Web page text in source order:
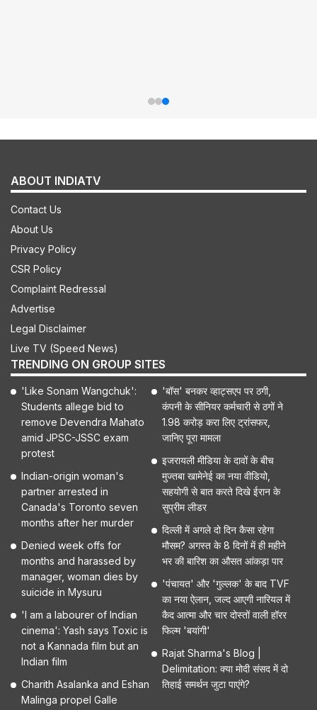
ABOUT INDIATV
Contact Us
About Us
Privacy Policy
CSR Policy
Complaint Redressal
Advertise
Legal Disclaimer
Live TV (Speed News)
TRENDING ON GROUP SITES
'Like Sonam Wangchuk':
Students allege bid to
remove Devendra Mahato
amid JPSC-JSSC exam
protest
Indian-origin woman's
partner arrested in
Canada's Toronto seven
months after her murder
Denied week offs for
months and harassed by
manager, woman dies by
suicide in Mysuru
'I am a labourer of Indian
cinema': Yash says Toxic is
not a Kannada film but an
Indian film
Charith Asalanka and Eshan
Malinga propel Galle
'बॉस' बनकर व्हाट्सएप पर ठगी,
कंपनी के सीनियर कर्मचारी से ठगों ने
1.98 करोड़ करा लिए ट्रांसफर,
जानिए पूरा मामला
इजरायली मीडिया के दावों के बीच
मुज्तबा खामेनेई का नया वीडियो,
सहयोगी से बात करते दिखे ईरान के
सुप्रीम लीडर
दिल्ली में अगले दो दिन कैसा रहेगा
मौसम? अगस्त के 8 दिनों में ही महीने
भर की बारिश का औसत आंकड़ा पार
'पंचायत' और 'गुल्लक' के बाद TVF
का नया ऐलान, जल्द आएगी नारियल में
कैद आत्मा और चार दोस्तों वाली हॉरर
फिल्म 'बयांगी'
Rajat Sharma's Blog |
Delimitation: क्या मोदी संसद में दो
तिहाई समर्थन जुटा पाएंगे?